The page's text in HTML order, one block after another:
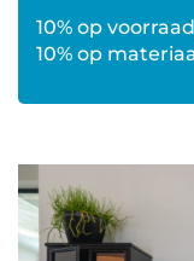
10% op
10% op